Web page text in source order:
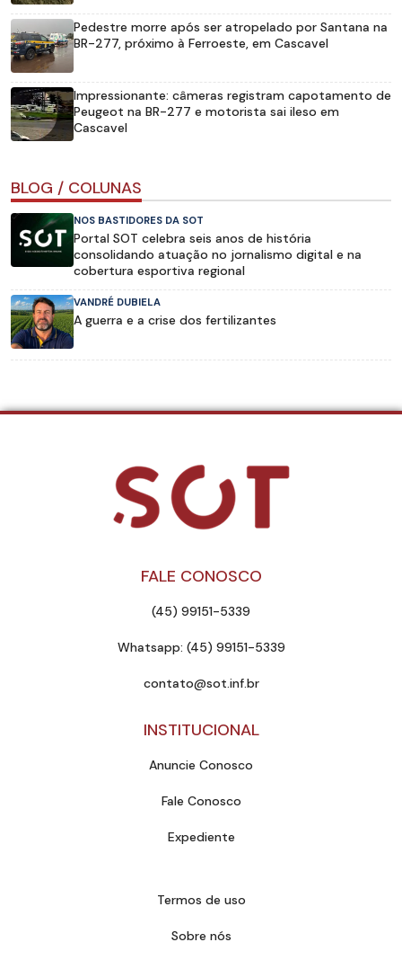
Pedestre morre após ser atropelado por Santana na
BR-277, próximo à Ferroeste, em Cascavel
Impressionante: câmeras registram capotamento de
Peugeot na BR-277 e motorista sai ileso em
Cascavel
BLOG / COLUNAS
NOS BASTIDORES DA SOT
Portal SOT celebra seis anos de história
consolidando atuação no jornalismo digital e na
cobertura esportiva regional
VANDRÉ DUBIELA
A guerra e a crise dos fertilizantes
FALE CONOSCO
(45) 99151-5339
Whatsapp: (45) 99151-5339
contato@sot.inf.br
INSTITUCIONAL
Anuncie Conosco
Fale Conosco
Expediente
Termos de uso
Sobre nós